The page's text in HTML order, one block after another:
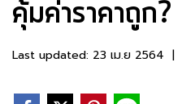
คุ้มค่าราคาถูก?
Last updated: 23 เม.ย 2564 |